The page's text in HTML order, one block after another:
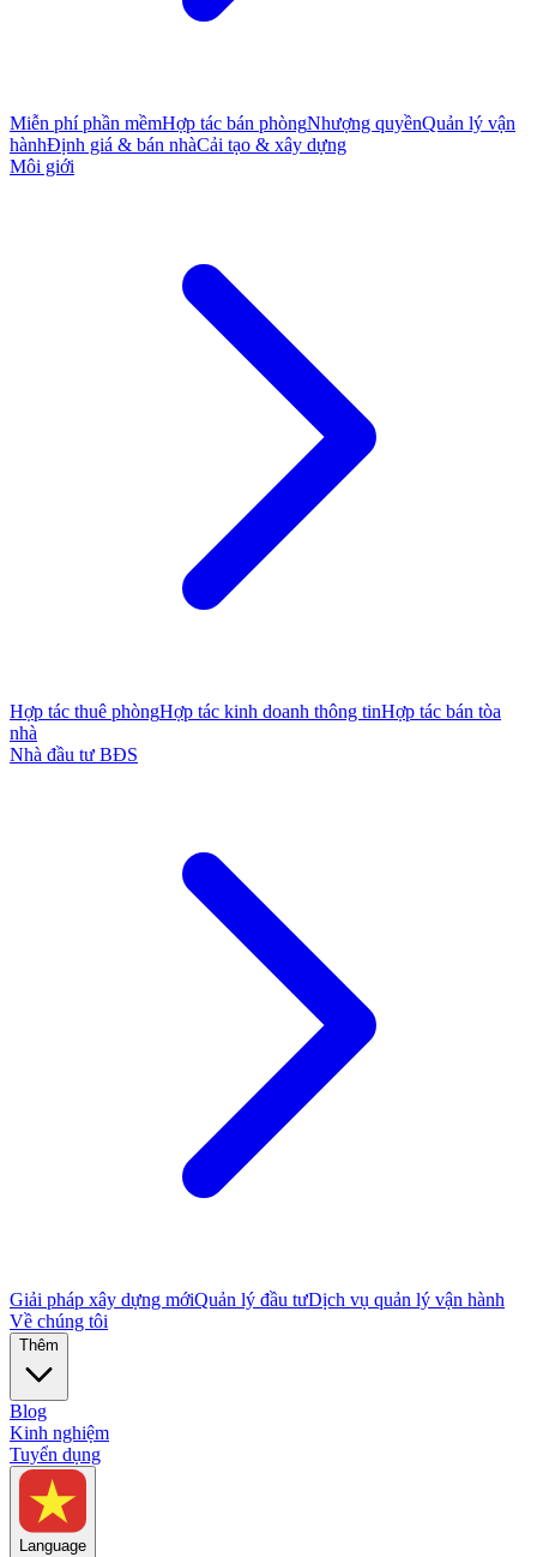
Miễn phí phần mềmHợp tác bán phòngNhượng quyềnQuản lý vận
hànhĐịnh giá & bán nhàCải tạo & xây dựng
Môi giới
Hợp tác thuê phòngHợp tác kinh doanh thông tinHợp tác bán tòa
nhà
Nhà đầu tư BĐS
Giải pháp xây dựng mớiQuản lý đầu tưDịch vụ quản lý vận hành
Về chúng tôi
Thêm
Blog
Kinh nghiệm
Tuyển dụng
Language